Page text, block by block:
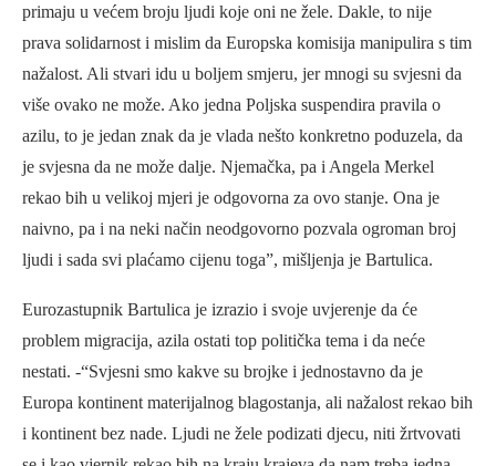
primaju u većem broju ljudi koje oni ne žele. Dakle, to nije
prava solidarnost i mislim da Europska komisija manipulira s tim
nažalost. Ali stvari idu u boljem smjeru, jer mnogi su svjesni da
više ovako ne može. Ako jedna Poljska suspendira pravila o
azilu, to je jedan znak da je vlada nešto konkretno poduzela, da
je svjesna da ne može dalje. Njemačka, pa i Angela Merkel
rekao bih u velikoj mjeri je odgovorna za ovo stanje. Ona je
naivno, pa i na neki način neodgovorno pozvala ogroman broj
ljudi i sada svi plaćamo cijenu toga”, mišljenja je Bartulica.
Eurozastupnik Bartulica je izrazio i svoje uvjerenje da će
problem migracija, azila ostati top politička tema i da neće
nestati. -“Svjesni smo kakve su brojke i jednostavno da je
Europa kontinent materijalnog blagostanja, ali nažalost rekao bih
i kontinent bez nade. Ljudi ne žele podizati djecu, niti žrtvovati